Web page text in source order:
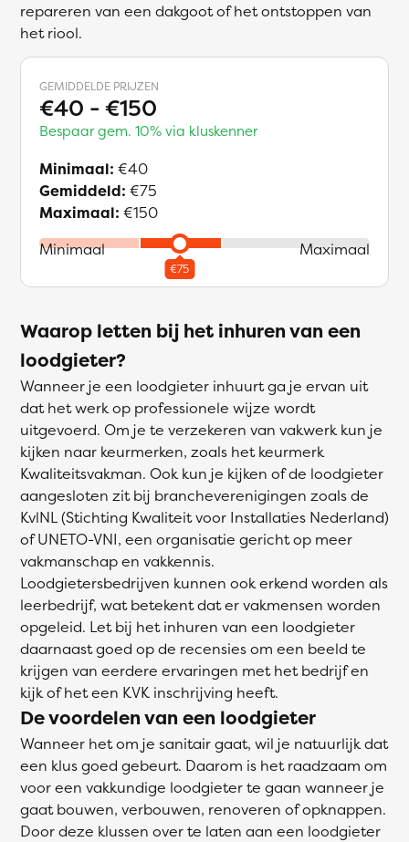
repareren van een dakgoot of het ontstoppen van
het riool.
GEMIDDELDE PRIJZEN
€40 - €150
Bespaar gem. 10% via kluskenner
Minimaal: €40
Gemiddeld: €75
Maximaal: €150
Minimaal
Maximaal
Waarop letten bij het inhuren van een
loodgieter?
Wanneer je een loodgieter inhuurt ga je ervan uit
dat het werk op professionele wijze wordt
uitgevoerd. Om je te verzekeren van vakwerk kun je
kijken naar keurmerken, zoals het keurmerk
Kwaliteitsvakman. Ook kun je kijken of de loodgieter
aangesloten zit bij brancheverenigingen zoals de
KvlNL (Stichting Kwaliteit voor Installaties Nederland)
of UNETO-VNI, een organisatie gericht op meer
vakmanschap en vakkennis.
Loodgietersbedrijven kunnen ook erkend worden als
leerbedrijf, wat betekent dat er vakmensen worden
opgeleid. Let bij het inhuren van een loodgieter
daarnaast goed op de recensies om een beeld te
krijgen van eerdere ervaringen met het bedrijf en
kijk of het een KVK inschrijving heeft.
De voordelen van een loodgieter
Wanneer het om je sanitair gaat, wil je natuurlijk dat
een klus goed gebeurt. Daarom is het raadzaam om
voor een vakkundige loodgieter te gaan wanneer je
gaat bouwen, verbouwen, renoveren of opknappen.
Door deze klussen over te laten aan een loodgieter